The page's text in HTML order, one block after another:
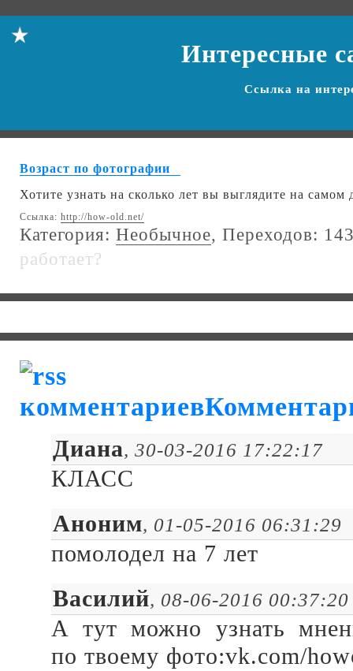
Интересные
Ссылка на
Возраст по фотографии
Хотите узнать на сколько лет вы выглядите на самом
Ссылка: http://how-old.net/
Категория: Необычное, Переходов:
работает?
Диана, 30-03-2016 17:22:17
КЛАСС
Аноним, 01-05-2016 06:31:29
помолодел на 7 лет
Василий, 08-06-2016 00:37:20
А тут можно узнать
по твоему фото:vk.com/